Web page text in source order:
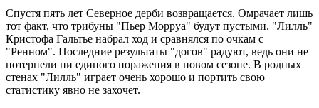
Спустя пять лет Северное дерби возвращается. Омрачает лишь
тот факт, что трибуны "Пьер Морруа" будут пустыми. "Лилль"
Кристофа Гальтье набрал ход и сравнялся по очкам с
"Ренном". Последние результаты "догов" радуют, ведь они не
потерпели ни единого поражения в новом сезоне. В родных
стенах "Лилль" играет очень хорошо и портить свою
статистику явно не захочет.